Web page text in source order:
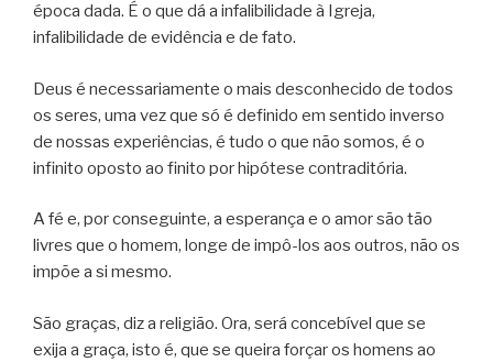
época dada. É o que dá a infalibilidade à Igreja,
infalibilidade de evidência e de fato.
Deus é necessariamente o mais desconhecido de todos
os seres, uma vez que só é definido em sentido inverso
de nossas experiências, é tudo o que não somos, é o
infinito oposto ao finito por hipótese contraditória.
A fé e, por conseguinte, a esperança e o amor são tão
livres que o homem, longe de impô-los aos outros, não os
impõe a si mesmo.
São graças, diz a religião. Ora, será concebível que se
exija a graça, isto é, que se queira forçar os homens ao